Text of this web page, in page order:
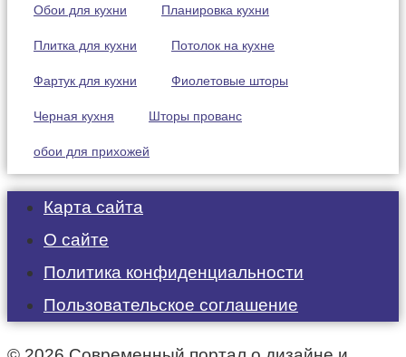
Обои для кухни Планировка кухни
Плитка для кухни Потолок на кухне
Фартук для кухни Фиолетовые шторы
Черная кухня Шторы прованс
обои для прихожей
Карта сайта
О сайте
Политика конфиденциальности
Пользовательское соглашение